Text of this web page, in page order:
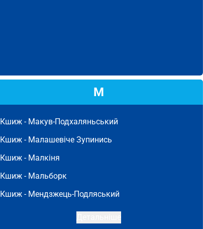
М
Кшиж - Макув-Подхаляньський
Кшиж - Малашевіче Зупинись
Кшиж - Малкіня
Кшиж - Мальборк
Кшиж - Мендзжець-Подляський